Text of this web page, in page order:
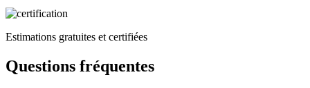
Estimations gratuites et certifiées
Questions fréquentes